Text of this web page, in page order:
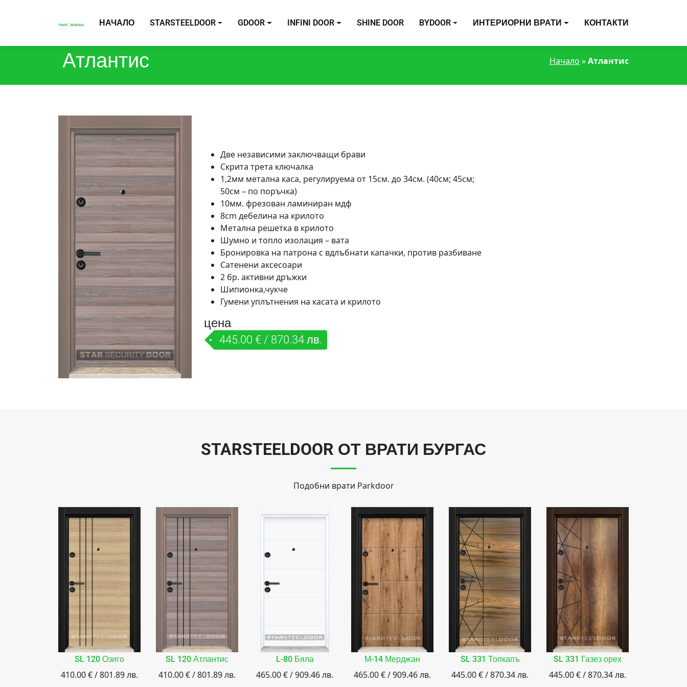
НАЧАЛО STARSTEELDOOR GDOOR INFINI DOOR SHINE DOOR BYDOOR ИНТЕРИОРНИ ВРАТИ КОНТАКТИ
Атлантис Начало »Атлантис
Две независими заключващи брави
Скрита трета ключалка
1,2мм метална каса, регулируема от 15см. до 34см. (40см; 45см;
50см – по поръчка)
10мм. фрезован ламиниран мдф
8cm дебелина на крилото
Метална решетка в крилото
Шумно и топло изолация – вата
Бронировка на патрона с вдлъбнати капачки, против разбиване
Сатенени аксесоари
2 бр. активни дръжки
Шипионка,чукче
Гумени уплътнения на касата и крилото
цена
445.00 € / 870.34 лв.
STARSTEELDOOR ОТ ВРАТИ БУРГАС
Подобни врати Parkdoor
SL 120 Озиго
410.00 € / 801.89 лв.
SL 120 Атлантис
410.00 € / 801.89 лв.
L-80 Бяла
465.00 € / 909.46 лв.
М-14 Мерджан
465.00 € / 909.46 лв.
SL 331 Топкапъ
445.00 € / 870.34 лв.
SL 331 Газез орех
445.00 € / 870.34 лв.